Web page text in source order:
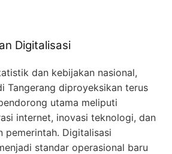
Digitalisasi
dan kebijakan nasional,
Tangerang diproyeksikan terus
utama meliputi
internet, inovasi teknologi, dan
pemerintah. Digitalisasi
standar operasional baru